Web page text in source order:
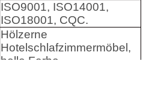
ISO9001, ISO14001,
ISO18001, CQC.
Hölzerne
Hotelschlafzimmermöbel,
helle Farbe